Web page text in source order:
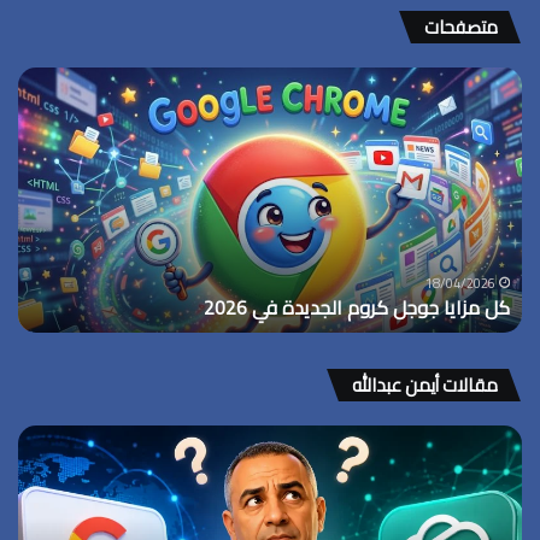
متصفحات
جوجل
تجلب
ميزة
Bookmarks
bar
إلى
شاشات
أندرويد
17/03/2026
جوجل تجلب ميزة Bookmarks bar إلى شاشات أندرويد
مقالات أيمن عبدالله
خطوات
تنظيم
عمل
الفريلانسر